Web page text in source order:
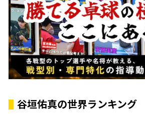
谷垣佑真の世界ランキング